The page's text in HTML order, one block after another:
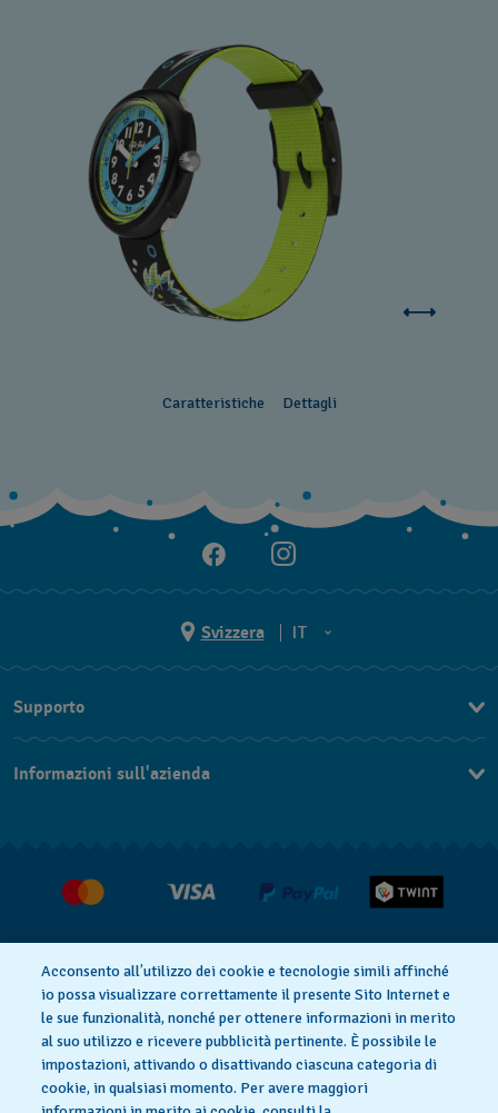
Caratteristiche Dettagli
Svizzera
IT
EN
Supporto
Condizioni di vendita
Diritto di recesso
Informazioni sull'azienda
Informativa sulla privacy Cookies
Acconsento all’utilizzo dei cookie e tecnologie simili affinché
io possa visualizzare correttamente il presente Sito Internet e
le sue funzionalità, nonché per ottenere informazioni in merito
al suo utilizzo e ricevere pubblicità pertinente. È possibile le
impostazioni, attivando o disattivando ciascuna categoria di
cookie, in qualsiasi momento. Per avere maggiori